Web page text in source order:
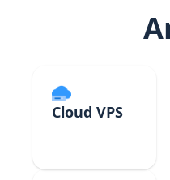
Cloud VPS